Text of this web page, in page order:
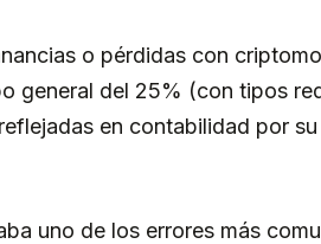
o pérdidas con
general del 25% (con tipos
en contabilidad por
uno de los errores más